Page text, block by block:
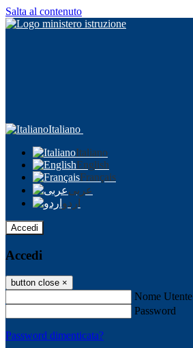
Salta al contenuto
Italiano
Italiano
English
Français
عربى
اردو
Accedi
Accedi
button close ×
Nome Utente
Password
Password dimenticata?